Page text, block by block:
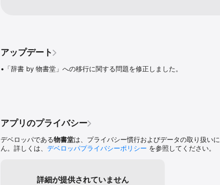
・英和・和英をまたいだ「なぞってジャンプ®」
・見出音声再生
・項目内検索
・用例や成句をなぞってブックマークに登録
・戻るボタン長押しで任意の階層へ戻る
- 検索（見出／成句／用例）
・前方一致／後方一致／完全一致
・パターン検索（任意の文字／母音・子音／グループ／アナグラム）
・日本語にも対応した用例検索
- ブックマーク（見出順／日付順／カスタム）
アップデート
•「辞書 by 物書堂」への移行に関する問題を修正しました。
アプリのプライバシー
デベロッパである物書堂は、プライバシー慣行およびデータの取り扱い
ん。詳しくは、 デベロッパプライバシーポリシー を参照してください。
詳細が提供されていません